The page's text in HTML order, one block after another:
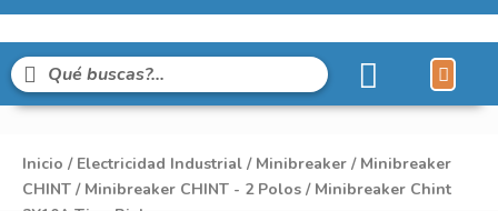
Inicio / Electricidad Industrial / Minibreaker / Minibreaker
CHINT / Minibreaker CHINT - 2 Polos / Minibreaker Chint